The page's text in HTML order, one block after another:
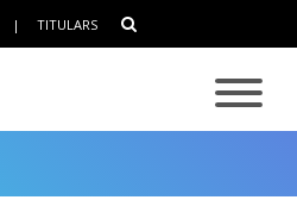
| TITULARS